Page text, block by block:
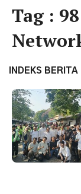
Tag :
INDEKS BERITA